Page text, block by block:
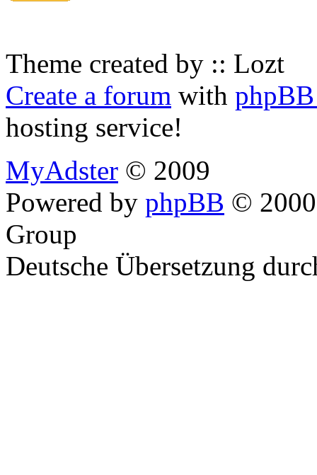
Theme created by :: Lozt
Create a forum with
hosting service!
MyAdster © 2009
Powered by phpBB ©
Group
Deutsche Übersetzung